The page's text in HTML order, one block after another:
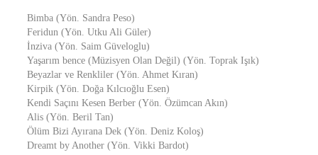
Bimba (Yön. Sandra Peso)
Feridun (Yön. Utku Ali Güler)
İnziva (Yön. Saim Güveloglu)
Yaşarım bence (Müzisyen Olan Değil) (Yön. Toprak Işık)
Beyazlar ve Renkliler (Yön. Ahmet Kıran)
Kirpik (Yön. Doğa Kılcıoğlu Esen)
Kendi Saçını Kesen Berber (Yön. Özümcan Akın)
Alis (Yön. Beril Tan)
Ölüm Bizi Ayırana Dek (Yön. Deniz Koloş)
Dreamt by Another (Yön. Vikki Bardot)